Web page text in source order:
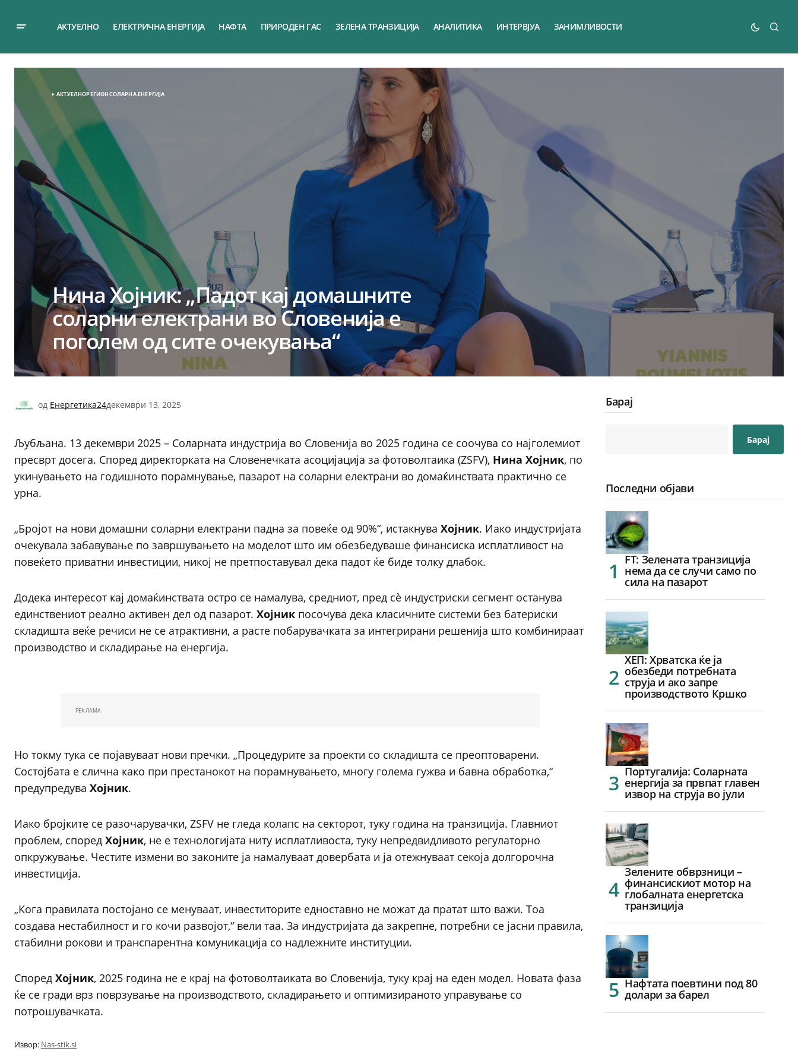
АКТУЕЛНО ЕЛЕКТРИЧНА ЕНЕРГИЈА НАФТА ПРИРОДЕН ГАС ЗЕЛЕНА ТРАНЗИЦИЈА АНАЛИТИКА ИНТЕРВЈУА ЗАНИМЛИВОСТИ
АКТУЕЛНОРЕГИОНСОЛАРНА EНЕРГИЈА
Нина Хојник: „Падот кај домашните
соларни електрани во Словенија е
поголем од сите очекувања“
од Енергетика24декември 13, 2025
Љубљана. 13 декември 2025 – Соларната индустрија во Словенија во 2025 година се соочува со најголемиот
пресврт досега. Според директорката на Словенечката асоцијација за фотоволтаика (ZSFV), Нина Хојник, по
укинувањето на годишното порамнување, пазарот на соларни електрани во домаќинствата практично се
урна.
„Бројот на нови домашни соларни електрани падна за повеќе од 90%“, истакнува Хојник. Иако индустријата
очекувала забавување по завршувањето на моделот што им обезбедуваше финансиска исплатливост на
повеќето приватни инвестиции, никој не претпоставувал дека падот ќе биде толку длабок.
Додека интересот кај домаќинствата остро се намалува, средниот, пред сè индустриски сегмент останува
единствениот реално активен дел од пазарот. Хојник посочува дека класичните системи без батериски
складишта веќе речиси не се атрактивни, а расте побарувачката за интегрирани решенија што комбинираат
производство и складирање на енергија.
РЕКЛАМА
Но токму тука се појавуваат нови пречки. „Процедурите за проекти со складишта се преоптоварени.
Состојбата е слична како при престанокот на порамнувањето, многу голема гужва и бавна обработка,“
предупредува Хојник.
Иако бројките се разочарувачки, ZSFV не гледа колапс на секторот, туку година на транзиција. Главниот
проблем, според Хојник, не е технологијата ниту исплатливоста, туку непредвидливото регулаторно
опкружување. Честите измени во законите ја намалуваат довербата и ја отежнуваат секоја долгорочна
инвестиција.
„Кога правилата постојано се менуваат, инвеститорите едноставно не можат да пратат што важи. Тоа
создава нестабилност и го кочи развојот,“ вели таа. За индустријата да закрепне, потребни се јасни правила,
стабилни рокови и транспарентна комуникација со надлежните институции.
Според Хојник, 2025 година не е крај на фотоволтаиката во Словенија, туку крај на еден модел. Новата фаза
ќе се гради врз поврзување на производството, складирањето и оптимизираното управување со
потрошувачката.
Извор: Nas-stik.si
Барај
Барај
Последни објави
FT: Зелената транзиција
нема да се случи само по
сила на пазарот
ХЕП: Хрватска ќе ја
обезбеди потребната
струја и ако запре
производството Кршко
Португалија: Соларната
енергија за првпат главен
извор на струја во јули
Зелените обврзници –
финансискиот мотор на
глобалната енергетска
транзиција
Нафтата поевтини под 80
долари за барел